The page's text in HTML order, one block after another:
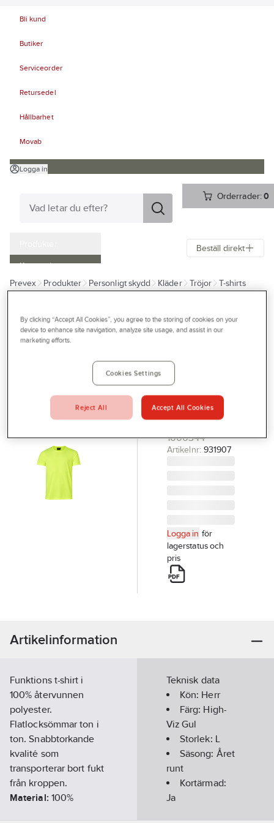
Bli kund
Butiker
Serviceorder
Retursedel
Hållbarhet
Movab
Logga in
Orderrader:0
Kampanjer
Outlet
Bli kund
Profilshop
Serviceverkstad
Movab
Beställ direkt
Prevex Produkter Personligt skydd Kläder Tröjor T-shirts
T-shirt
Ray 812
T-SHIRT RAY
VAR GUL
FUNKTION L
SOUTH WEST
1000344
Artikelnr: 931907
Logga in för
lagerstatus och
pris
Artikelinformation
Funktions t-shirt i
100% återvunnen
polyester.
Flatlocksömmar ton i
ton. Snabbtorkande
kvalité som
transporterar bort fukt
från kroppen.
Material: 100%
Teknisk data
Kön: Herr
Färg: High-
Viz Gul
Storlek: L
Säsong: Året
runt
Kortärmad:
Ja
By clicking “Accept All Cookies”, you agree to the storing of cookies on your
device to enhance site navigation, analyze site usage, and assist in our
marketing efforts.
Cookies Settings
Reject All Accept All Cookies